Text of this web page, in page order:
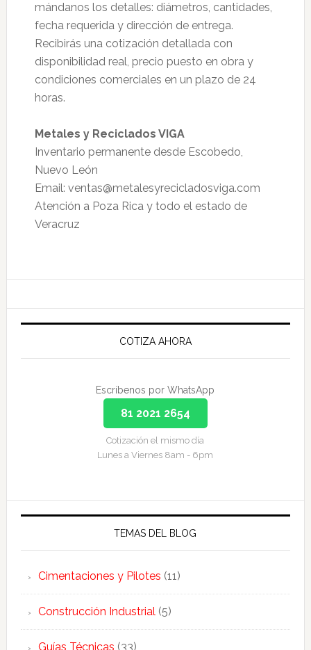
mándanos los detalles: diámetros, cantidades,
fecha requerida y dirección de entrega.
Recibirás una cotización detallada con
disponibilidad real, precio puesto en obra y
condiciones comerciales en un plazo de 24
horas.
Metales y Reciclados VIGA
Inventario permanente desde Escobedo,
Nuevo León
Email: ventas@metalesyrecicladosviga.com
Atención a Poza Rica y todo el estado de
Veracruz
Sidebar
COTIZA AHORA
Escríbenos por WhatsApp
81 2021 2654
Cotización el mismo día
Lunes a Viernes 8am - 6pm
TEMAS DEL BLOG
Cimentaciones y Pilotes (11)
Construcción Industrial(5)
Guías Técnicas (33)